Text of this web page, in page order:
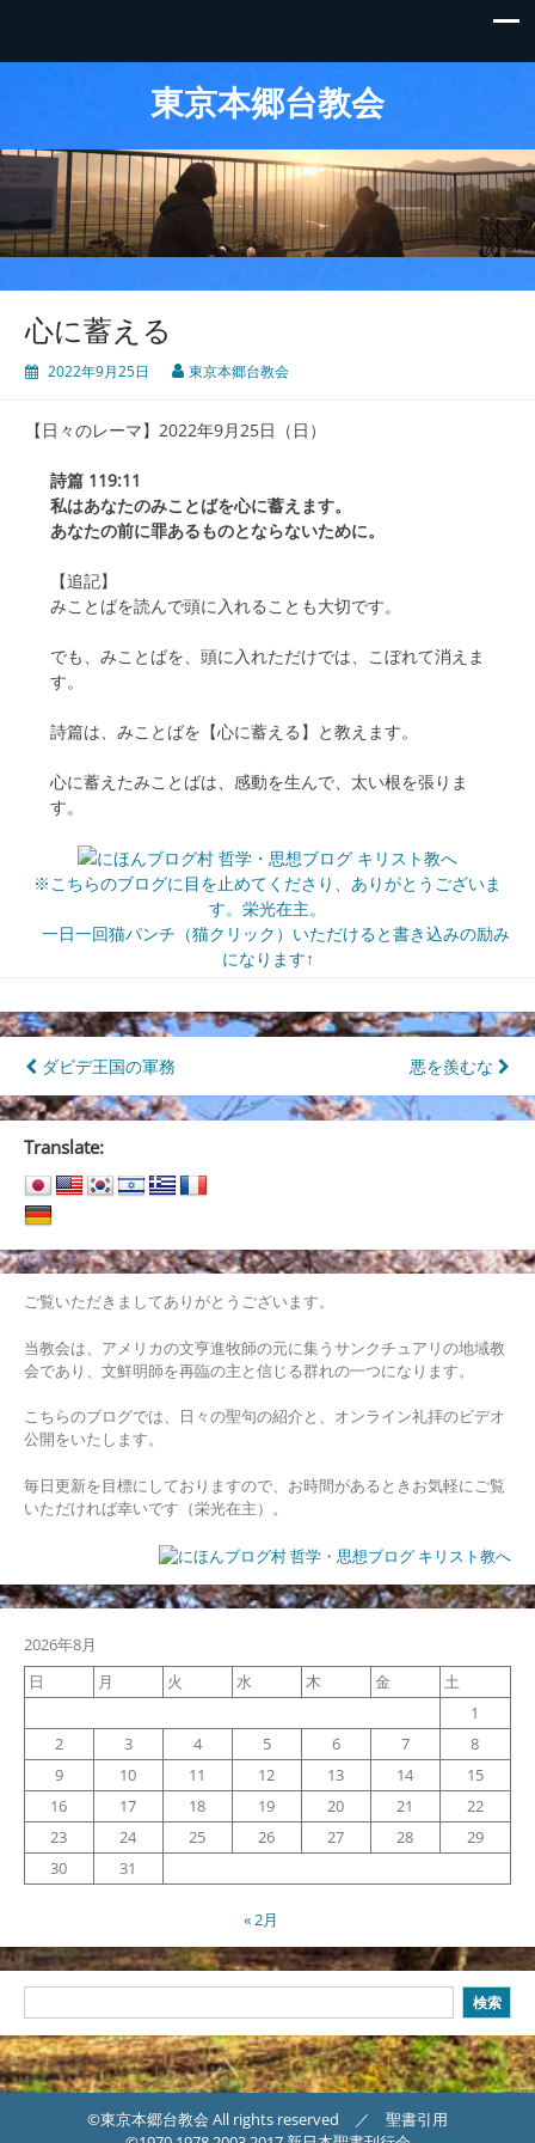
東京本郷台教会
心に蓄える
2022年9月25日 東京本郷台教会
【日々のレーマ】2022年9月25日（日）
詩篇 119:11
私はあなたのみことばを心に蓄えます。
あなたの前に罪あるものとならないために。
【追記】
みことばを読んで頭に入れることも大切です。
でも、みことばを、頭に入れただけでは、こぼれて消えま
す。
詩篇は、みことばを【心に蓄える】と教えます。
心に蓄えたみことばは、感動を生んで、太い根を張りま
す。
※こちらのブログに目を止めてくださり、ありがとうございま
す。栄光在主。
一日一回猫パンチ（猫クリック）いただけると書き込みの励み
になります↑
投
稿
ナ
ビ
ゲ
ー
シ
ョ
ン
ダビデ王国の軍務 悪を羨むな
Translate:
ご覧いただきましてありがとうございます。
当教会は、アメリカの文亨進牧師の元に集うサンクチュアリの地域教
会であり、文鮮明師を再臨の主と信じる群れの一つになります。
こちらのブログでは、日々の聖句の紹介と、オンライン礼拝のビデオ
公開をいたします。
毎日更新を目標にしておりますので、お時間があるときお気軽にご覧
いただければ幸いです（栄光在主）。
2026年8月
日
月 火 水 木 金
土
1
2
3 4 5 6 7
8
9
10 11 12 13 14
15
16
17 18 19 20 21
22
23
24 25 26 27 28
29
30
31
« 2月
索
検索
©東京本郷台教会 All rights reserved ／ 聖書引用